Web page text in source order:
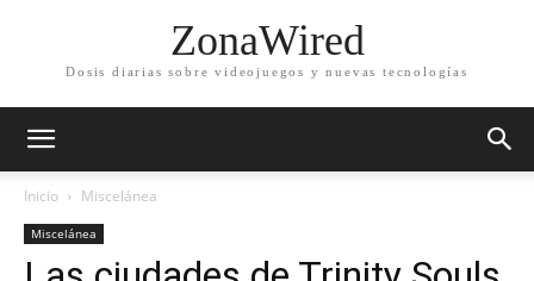
ZonaWired
Dosis diarias sobre videojuegos y nuevas tecnologías
Inicio Miscelánea
Miscelánea